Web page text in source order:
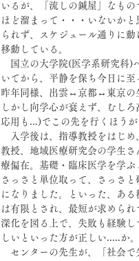
いるが、「流しの鍼屋」なも
ほど溜まって・・・いないか
られず、スケジュール通りに
移動している。
国立の大学院(医学系研究科)
いてから、平静を保ち今日に至
昨年同様、出雲↔京都↔東京の
しかし向学心が衰えず、むし
応用も...)でこの先を行くほう
入学後は、指導教授をはじめ
教授、地域医療研究会の学生
療偏在。基礎・臨床医学を学ぶ
さっさと単位取って、さっさ
になりました。といった、あ
は有限とされ、最短が求めら
深化を図る上で、失敗も経験
しいといった方が正しい.....か
センターの先生が、「社会で